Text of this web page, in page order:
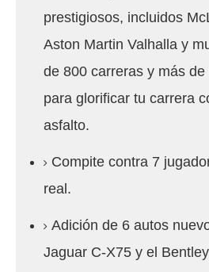
prestigiosos, incluidos
Aston Martin Valhalla y
de 800 carreras y más
para glorificar tu carrera
asfalto.
Compite contra 7
real.
Adición de 6 autos
Jaguar C-X75 y el